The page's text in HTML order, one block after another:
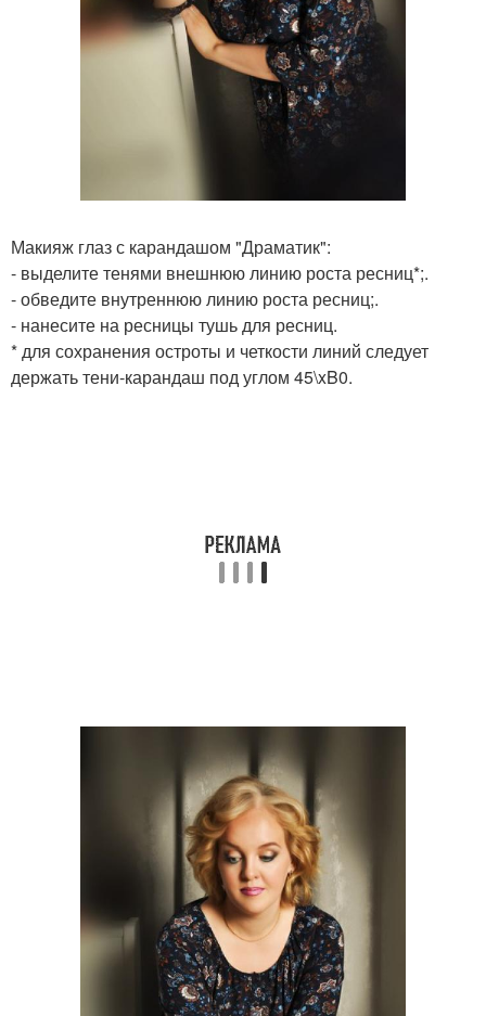
Макияж глаз с карандашом "Драматик":
- выделите тенями внешнюю линию роста ресниц*;.
- обведите внутреннюю линию роста ресниц;.
- нанесите на ресницы тушь для ресниц.
* для сохранения остроты и четкости линий следует
держать тени-карандаш под углом 45\xB0.